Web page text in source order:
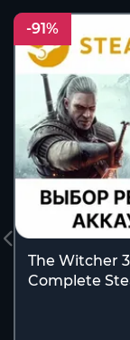
-91%
The Witcher
Complete